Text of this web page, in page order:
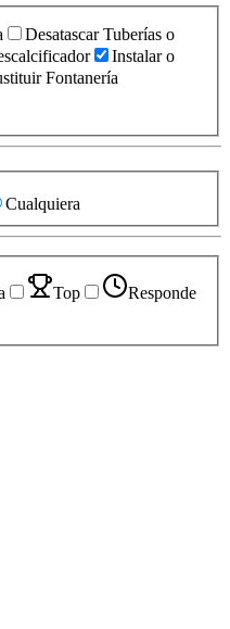
Desatascar Tuberías o
Instalar o
Fontanería
Cualquiera
Top
Responde